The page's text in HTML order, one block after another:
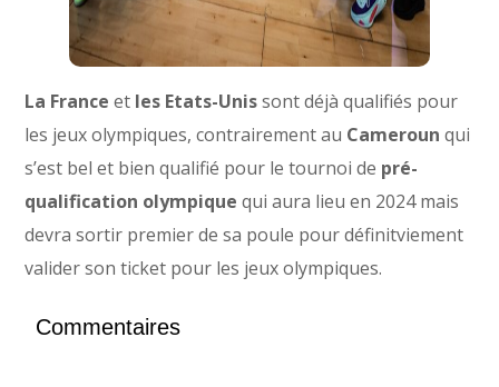
La France et les Etats-Unissont déjà qualifiés pour
les jeux olympiques, contrairement au Cameroun qui
s’est bel et bien qualifié pour le tournoi de pré-
qualification olympique qui aura lieu en 2024 mais
devra sortir premier de sa poule pour définitviement
valider son ticket pour les jeux olympiques.
Commentaires